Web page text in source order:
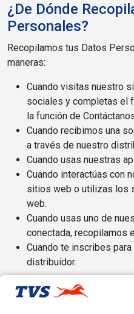
¿De Dónde
Personales?
Recopilamos tus Datos
maneras:
Cuando visitas nuestro
sociales y completas el
la función de
Cuando recibimos una
a través de nuestro
Cuando usas nuestras
Cuando interactúas con
sitios web o utilizas los
web.
Cuando usas uno de
conectada, recopilamos
Cuando te inscribes
distribuidor.
¿Cómo Utilizamos